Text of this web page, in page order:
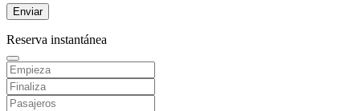
Reserva instantánea